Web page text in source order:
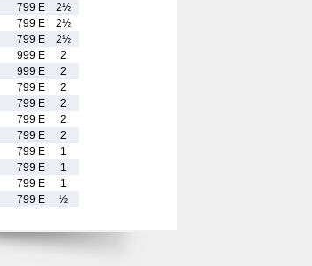
799 E
2½
799 E
2½
799 E
2½
999 E
2
999 E
2
799 E
2
799 E
2
799 E
2
799 E
2
799 E
1
799 E
1
799 E
1
799 E ½